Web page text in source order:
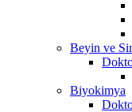
Beyin ve
Biyokimya